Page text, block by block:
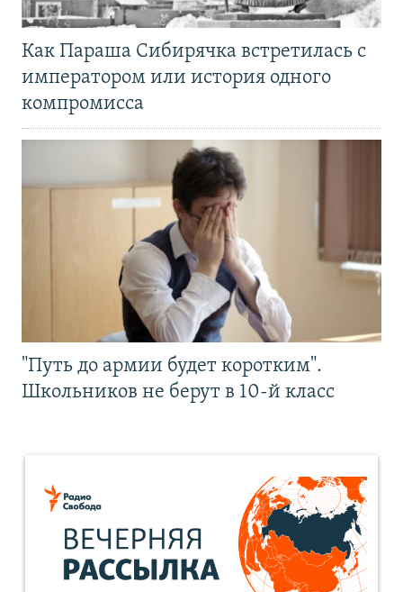
Как Параша Сибирячка встретилась с
императором или история одного
компромисса
"Путь до армии будет коротким".
Школьников не берут в 10-й класс